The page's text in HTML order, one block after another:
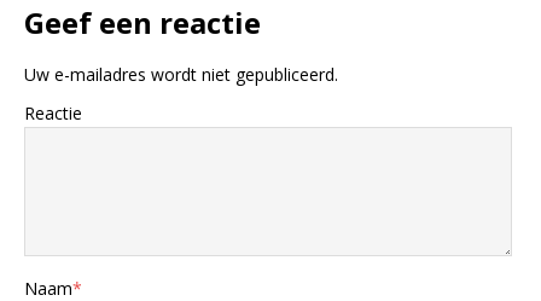
Geef een reactie
Uw e-mailadres wordt niet gepubliceerd.
Reactie
Naam*